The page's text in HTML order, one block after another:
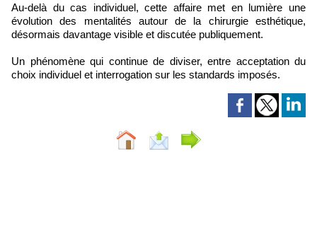
Au-delà du cas individuel, cette affaire met en lumière une
évolution des mentalités autour de la chirurgie esthétique,
désormais davantage visible et discutée publiquement.
Un phénomène qui continue de diviser, entre acceptation du
choix individuel et interrogation sur les standards imposés.